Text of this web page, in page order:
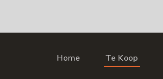
Home Te Koop